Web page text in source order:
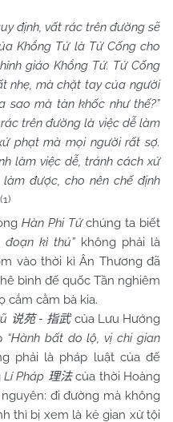
định, vất rác trên đường sẽ
Khổng Tử là Tử Cống cho
giáo Khổng Tử. Tử Cống
nhẹ, mà chặt tay của người
sao mà tàn khốc như thế?”
trên đường là việc dễ làm
phạt mà mọi người rất sợ.
làm việc dễ, tránh cách xử
được, cho nên chế định
(1)
Hàn Phi Tửchúng ta biết
kì thủ” không phải là
vào thời kì Ân Thương đã
bình đế quốc Tần nghiêm
cắm cằm bà kia.
说苑- 指武 của Lưu Hướng
“Hành bất do lộ, vị chi gian
phải là pháp luật của đế
Lí Pháp 理法 của thời Hoàng
đi đường mà không
thì bị xem là kẻ gian xử tội